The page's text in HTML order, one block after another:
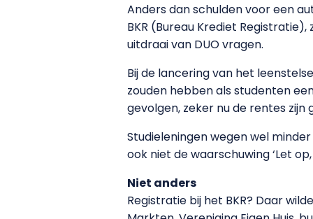
Anders dan schulden voor een
BKR (Bureau Krediet
uitdraai van DUO vragen.
Bij de lancering van het
zouden hebben als studenten
gevolgen, zeker nu de rentes zijn
Studieleningen wegen wel
ook niet de waarschuwing ‘Let
Niet anders
Registratie bij het BKR? Daar